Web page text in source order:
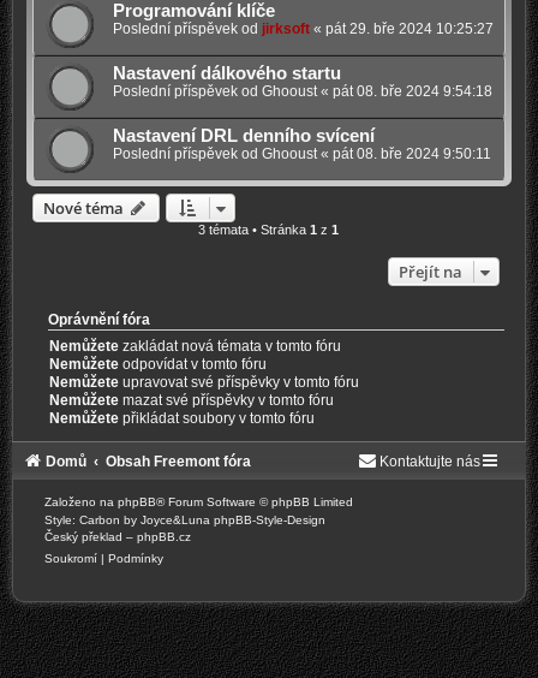
Programování klíče
Poslední příspěvek od jirksoft« pát 29. bře 2024 10:25:27
Nastavení dálkového startu
Poslední příspěvek od Ghooust« pát 08. bře 2024 9:54:18
Nastavení DRL denního svícení
Poslední příspěvek od Ghooust« pát 08. bře 2024 9:50:11
Nové téma
3 témata • Stránka1 z1
Přejít na
Oprávnění fóra
Nemůžete zakládat nová témata v tomto fóru
Nemůžete odpovídat v tomto fóru
Nemůžete upravovat své příspěvky v tomto fóru
Nemůžete mazat své příspěvky v tomto fóru
Nemůžete přikládat soubory v tomto fóru
Domů Obsah Freemont fóra Kontaktujte nás
Založeno na phpBB® Forum Software © phpBB Limited
Style: Carbon by Joyce&Luna phpBB-Style-Design
Český překlad – phpBB.cz
Soukromí | Podmínky